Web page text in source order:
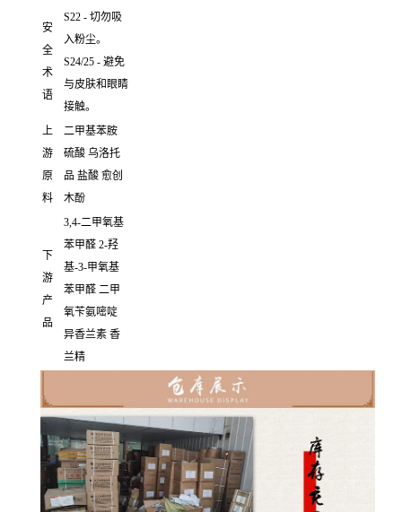
安
全
术
语
S22 - 切勿吸
入粉尘。
S24/25 - 避免
与皮肤和眼睛
接触。
上
游
原
料
二甲基苯胺
硫酸 乌洛托
品 盐酸 愈创
木酚
下
游
产
品
3,4-二甲氧基
苯甲醛 2-羟
基-3-甲氧基
苯甲醛 二甲
氧苄氨嘧啶
异香兰素 香
兰精